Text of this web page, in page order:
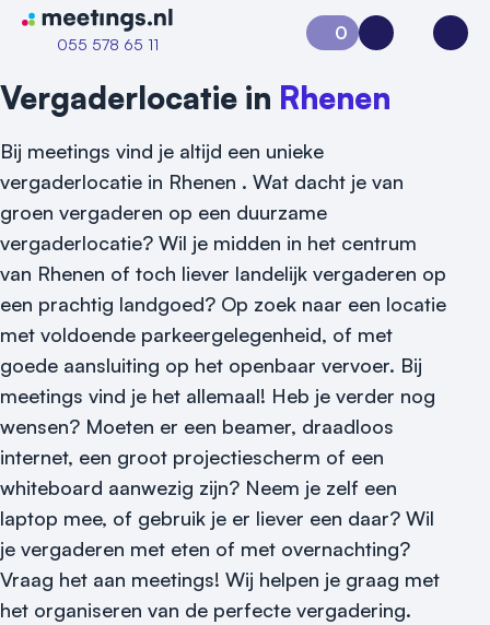
Naar home van Meetings
055 578 65 11
Vraag locatie aan
Locatiegids
Meld locatie aan
Nieuws
Reviews (5⭐️)
Contact
0
Aanvraag 0Inloggen
Vergaderlocatie in Rhenen
Bij meetings vind je altijd een unieke
vergaderlocatie in Rhenen . Wat dacht je van
groen vergaderen op een duurzame
vergaderlocatie? Wil je midden in het centrum
van Rhenen of toch liever landelijk vergaderen op
een prachtig landgoed? Op zoek naar een locatie
met voldoende parkeergelegenheid, of met
goede aansluiting op het openbaar vervoer. Bij
meetings vind je het allemaal! Heb je verder nog
wensen? Moeten er een beamer, draadloos
internet, een groot projectiescherm of een
whiteboard aanwezig zijn? Neem je zelf een
laptop mee, of gebruik je er liever een daar? Wil
je vergaderen met eten of met overnachting?
Vraag het aan meetings! Wij helpen je graag met
het organiseren van de perfecte vergadering.